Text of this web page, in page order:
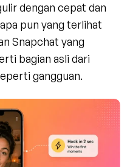
dengan cepat dan
pun yang terlihat
Snapchat yang
bagian asli dari
gangguan.